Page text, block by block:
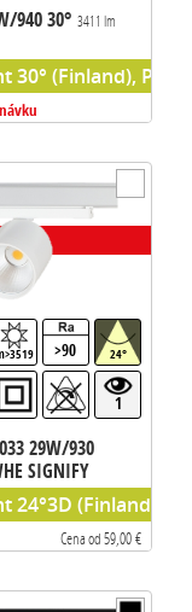
940 30°3411 lm
30° (Finland), PW
predradnik TCI
>90 24°
1
29W/930
SIGNIFY
24°3D (Finland),
Cena od 59,00 €